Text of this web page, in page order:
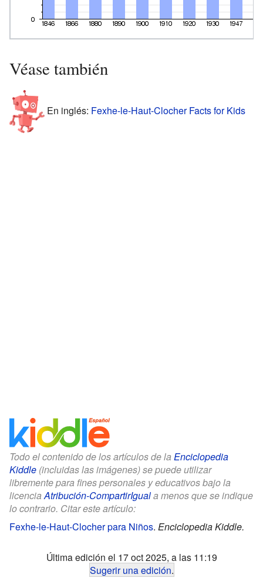
Véase también
En inglés: Fexhe-le-Haut-Clocher Facts for Kids
Todo el contenido de los artículos de la Enciclopedia
Kiddle (incluidas las imágenes) se puede utilizar
libremente para fines personales y educativos bajo la
licencia Atribución-CompartirIguala menos que se indique
lo contrario. Citar este artículo:
Fexhe-le-Haut-Clocher para Niños. Enciclopedia Kiddle.
Última edición el 17 oct 2025, a las 11:19
Sugerir una edición.